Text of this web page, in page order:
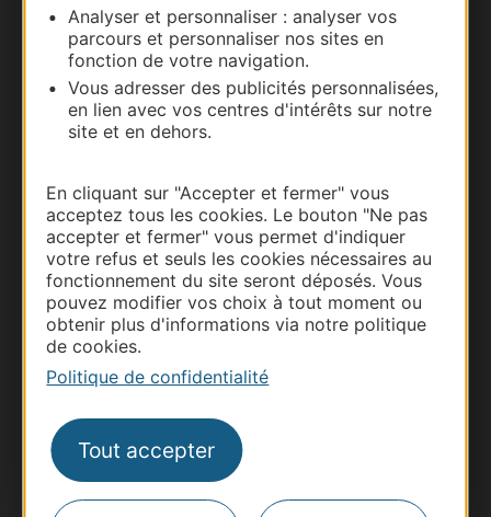
Analyser et personnaliser : analyser vos
parcours et personnaliser nos sites en
fonction de votre navigation.
Vous adresser des publicités personnalisées,
en lien avec vos centres d'intérêts sur notre
site et en dehors.
En cliquant sur "Accepter et fermer" vous
acceptez tous les cookies. Le bouton "Ne pas
accepter et fermer" vous permet d'indiquer
votre refus et seuls les cookies nécessaires au
fonctionnement du site seront déposés. Vous
pouvez modifier vos choix à tout moment ou
obtenir plus d'informations via notre politique
de cookies.
Politique de confidentialité
Tout accepter
Nous contacter
Carte interactive
Documentation
Business/Mice
Pros d'Occitanie
Site presse et d'influence